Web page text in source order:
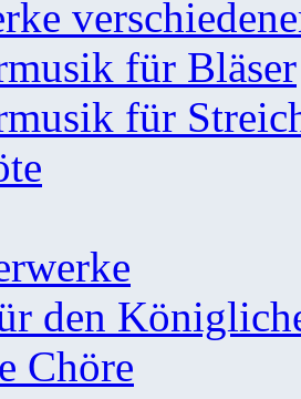
für Bläser
für
den
Chöre